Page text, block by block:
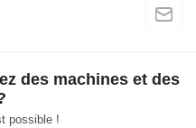
des machines et des
possible !